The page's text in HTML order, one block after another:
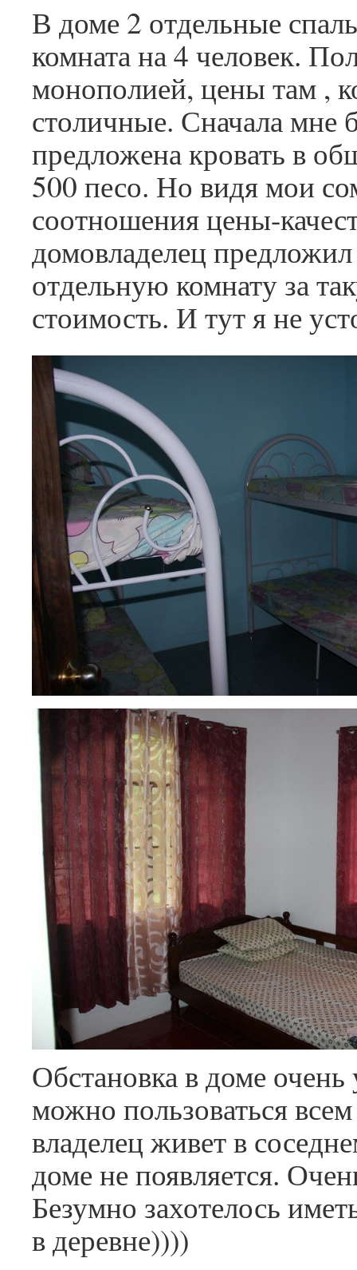
В доме 2 отдельные
комната на 4 человек.
монополией, цены там ,
столичные. Сначала мне
предложена кровать в
500 песо. Но видя мои
соотношения цены-
домовладелец
отдельную комнату за
стоимость. И тут я не
Обстановка в доме
можно пользоваться
владелец живет в
доме не появляется.
Безумно захотелось
в деревне))))